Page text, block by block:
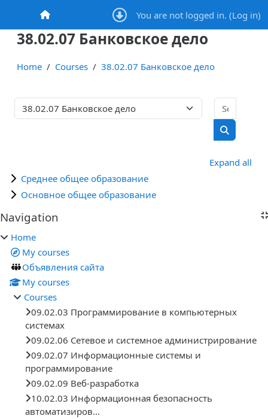
Home You are not logged in. (Log in)
38.02.07 Банковское дело
Home Courses 38.02.07 Банковское дело
Course categories
Search
Expand all
Среднее общее образование
Основное общее образование
Blocks
Skip Navigation
Navigation
Home
My courses
Объявления сайта
My courses
Courses
09.02.03 Программирование в компьютерных
системах
09.02.06 Сетевое и системное администрирование
09.02.07 Информационные системы и
программирование
09.02.09 Веб-разработка
10.02.03 Информационная безопасность
автоматизиров...